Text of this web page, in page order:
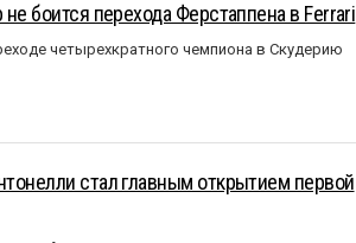
боится перехода Ферстаппена в Ferrari
четырехкратного чемпиона в Скудерию
стал главным открытием первой